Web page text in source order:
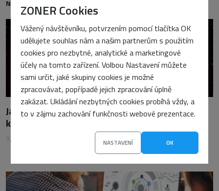
ZONER Cookies
Vážený návštěvníku, potvrzením pomocí tlačítka OK
udělujete souhlas nám a našim partnerům s použitím
cookies pro nezbytné, analytické a marketingové
účely na tomto zařízení. Volbou Nastavení můžete
sami určit, jaké skupiny cookies je možné
zpracovávat, popřípadě jejich zpracování úplně
zakázat. Ukládání nezbytných cookies probíhá vždy, a
to v zájmu zachování funkčnosti webové prezentace.
NASTAVENÍ OK
NEJNOVĚJŠÍ
Jak vyřešit wp2shell: Krok za krokem
k odstranění viru z WordPressu
7. srpna 2026 Vojtěch Tomášek